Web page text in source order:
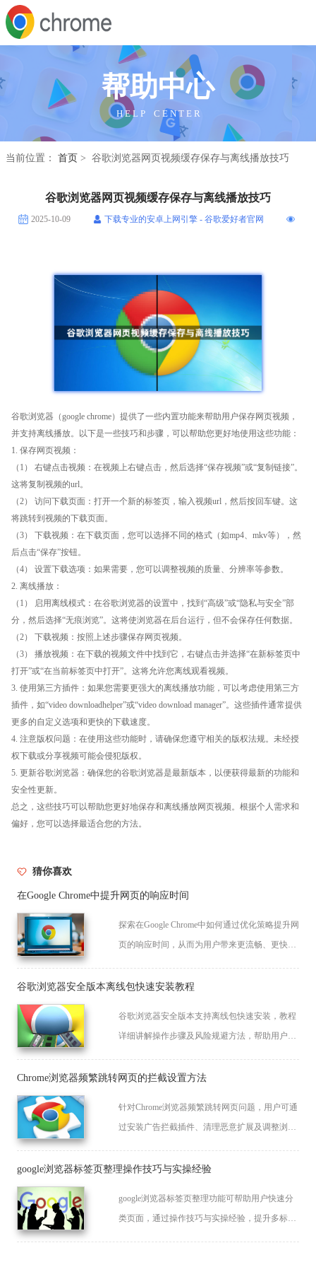
帮助中心
H E L P C E N T E R
当前位置： 首页 > 谷歌浏览器网页视频缓存保存与离线播放技巧
谷歌浏览器网页视频缓存保存与离线播放技巧
2025-10-09 下载专业的安卓上网引擎 - 谷歌爱好者官网
谷歌浏览器（google chrome）提供了一些内置功能来帮助用户保存网页视频，
并支持离线播放。以下是一些技巧和步骤，可以帮助您更好地使用这些功能：
1. 保存网页视频：
（1） 右键点击视频：在视频上右键点击，然后选择“保存视频”或“复制链接”。
这将复制视频的url。
（2） 访问下载页面：打开一个新的标签页，输入视频url，然后按回车键。这
将跳转到视频的下载页面。
（3） 下载视频：在下载页面，您可以选择不同的格式（如mp4、mkv等），然
后点击“保存”按钮。
（4） 设置下载选项：如果需要，您可以调整视频的质量、分辨率等参数。
2. 离线播放：
（1） 启用离线模式：在谷歌浏览器的设置中，找到“高级”或“隐私与安全”部
分，然后选择“无痕浏览”。这将使浏览器在后台运行，但不会保存任何数据。
（2） 下载视频：按照上述步骤保存网页视频。
（3） 播放视频：在下载的视频文件中找到它，右键点击并选择“在新标签页中
打开”或“在当前标签页中打开”。这将允许您离线观看视频。
3. 使用第三方插件：如果您需要更强大的离线播放功能，可以考虑使用第三方
插件，如“video downloadhelper”或“video download manager”。这些插件通常提供
更多的自定义选项和更快的下载速度。
4. 注意版权问题：在使用这些功能时，请确保您遵守相关的版权法规。未经授
权下载或分享视频可能会侵犯版权。
5. 更新谷歌浏览器：确保您的谷歌浏览器是最新版本，以便获得最新的功能和
安全性更新。
总之，这些技巧可以帮助您更好地保存和离线播放网页视频。根据个人需求和
偏好，您可以选择最适合您的方法。
猜你喜欢
在Google Chrome中提升网页的响应时间
探索在Google Chrome中如何通过优化策略提升网
页的响应时间，从而为用户带来更流畅、更快速
谷歌浏览器安全版本离线包快速安装教程
谷歌浏览器安全版本支持离线包快速安装，教程
详细讲解操作步骤及风险规避方法，帮助用户顺
同时提升整体操作效率和使用体验。
Chrome浏览器频繁跳转网页的拦截设置方法
针对Chrome浏览器频繁跳转网页问题，用户可通
过安装广告拦截插件、清理恶意扩展及调整浏览
google浏览器标签页整理操作技巧与实操经验
google浏览器标签页整理功能可帮助用户快速分
类页面，通过操作技巧与实操经验，提升多标签